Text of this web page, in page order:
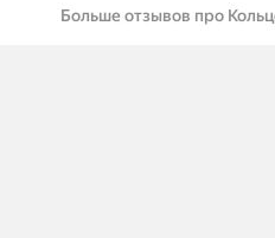
Больше отзывов про